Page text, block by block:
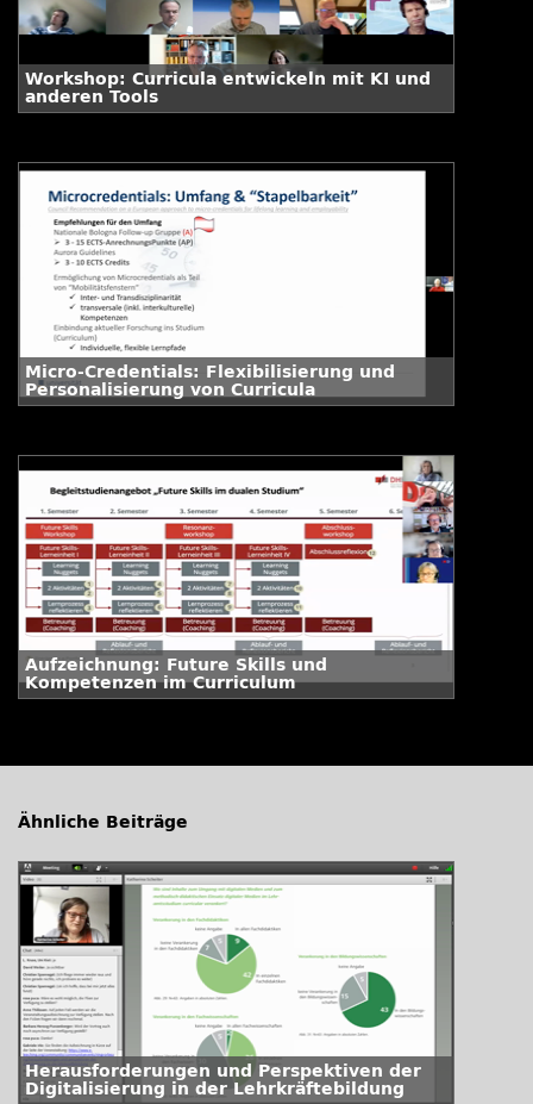
Workshop: Curricula entwickeln mit KI und
anderen Tools
Micro-Credentials: Flexibilisierung und
Personalisierung von Curricula
Aufzeichnung: Future Skills und
Kompetenzen im Curriculum
Ähnliche Beiträge
Herausforderungen und Perspektiven der
Digitalisierung in der Lehrkräftebildung